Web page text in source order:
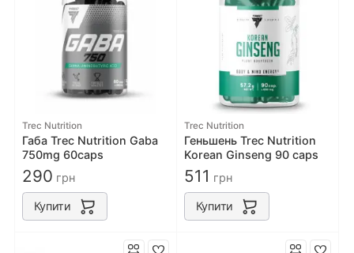
Trec Nutrition
Габа Trec Nutrition Gaba
750mg 60caps
290 грн
Купити
Trec Nutrition
Геньшень Trec Nutrition
Korean Ginseng 90 caps
511 грн
Купити